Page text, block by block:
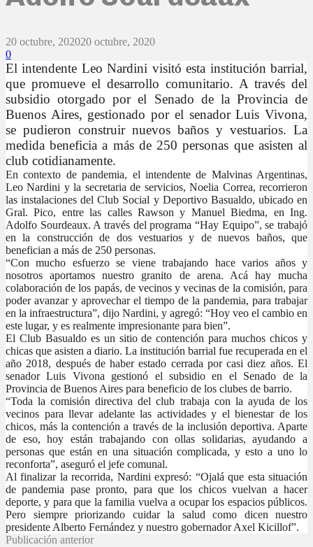
20 octubre, 202020 octubre, 2020
0
El intendente Leo Nardini visitó esta institución barrial,
que promueve el desarrollo comunitario. A través del
subsidio otorgado por el Senado de la Provincia de
Buenos Aires, gestionado por el senador Luis Vivona,
se pudieron construir nuevos baños y vestuarios. La
medida beneficia a más de 250 personas que asisten al
club cotidianamente.
En contexto de pandemia, el intendente de Malvinas Argentinas,
Leo Nardini y la secretaria de servicios, Noelia Correa, recorrieron
las instalaciones del Club Social y Deportivo Basualdo, ubicado en
Gral. Pico, entre las calles Rawson y Manuel Biedma, en Ing.
Adolfo Sourdeaux. A través del programa “Hay Equipo”, se trabajó
en la construcción de dos vestuarios y de nuevos baños, que
benefician a más de 250 personas.
“Con mucho esfuerzo se viene trabajando hace varios años y
nosotros aportamos nuestro granito de arena. Acá hay mucha
colaboración de los papás, de vecinos y vecinas de la comisión, para
poder avanzar y aprovechar el tiempo de la pandemia, para trabajar
en la infraestructura”, dijo Nardini, y agregó: “Hoy veo el cambio en
este lugar, y es realmente impresionante para bien”.
El Club Basualdo es un sitio de contención para muchos chicos y
chicas que asisten a diario. La institución barrial fue recuperada en el
año 2018, después de haber estado cerrada por casi diez años. El
senador Luis Vivona gestionó el subsidio en el Senado de la
Provincia de Buenos Aires para beneficio de los clubes de barrio.
“Toda la comisión directiva del club trabaja con la ayuda de los
vecinos para llevar adelante las actividades y el bienestar de los
chicos, más la contención a través de la inclusión deportiva. Aparte
de eso, hoy están trabajando con ollas solidarias, ayudando a
personas que están en una situación complicada, y esto a uno lo
reconforta”, aseguró el jefe comunal.
Al finalizar la recorrida, Nardini expresó: “Ojalá que esta situación
de pandemia pase pronto, para que los chicos vuelvan a hacer
deporte, y para que la familia vuelva a ocupar los espacios públicos.
Pero siempre priorizando cuidar la salud como dicen nuestro
presidente Alberto Fernández y nuestro gobernador Axel Kicillof”.
Publicación anterior